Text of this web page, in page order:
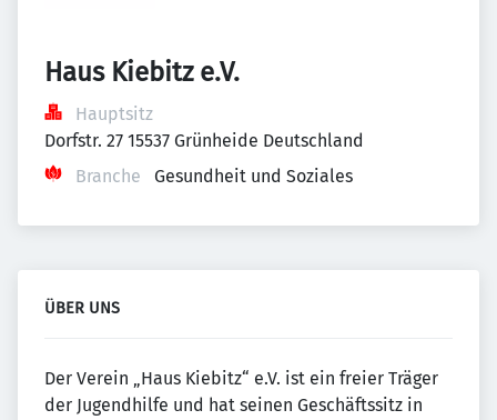
Haus Kiebitz e.V.
Hauptsitz
Dorfstr. 27 15537 Grünheide Deutschland
Branche
Gesundheit und Soziales
ÜBER UNS
Der Verein „Haus Kiebitz“ e.V. ist ein freier Träger
der Jugendhilfe und hat seinen Geschäftssitz in